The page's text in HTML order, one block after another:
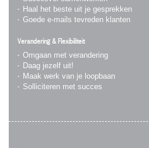
Haal het beste uit je gesprekken
Goede e-mails tevreden klanten
Verandering & Flexibiliteit
Omgaan met verandering
Daag jezelf uit!
Maak werk van je loopbaan
Solliciteren met succes